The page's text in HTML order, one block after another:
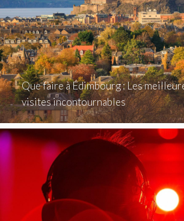
Que faire à Édimbourg : Les
visites incontournables